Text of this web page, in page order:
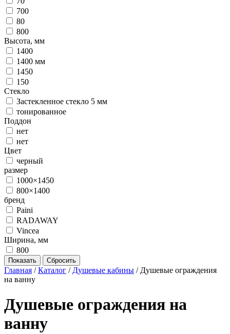
700
80
800
Высота, мм
1400
1400 мм
1450
150
Стекло
Застекленное стекло 5 мм
тонированное
Поддон
нет
нет
Цвет
черный
размер
1000×1450
800×1400
бренд
Paini
RADAWAY
Vincea
Ширина, мм
800
Главная /Каталог / Душевые кабины / Душевые ограждения
на ванну
Душевые ограждения на
ванну